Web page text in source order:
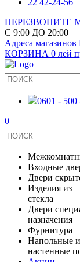
22 42-24-56
ПЕРЕЗВОНИТЕ
С 9:00 ДО 20:00
Адреса магазинов
КОРЗИНА 0 лей
0601 - 500
0
ЭКОШПОН
ЭМАЛЬ
ИЗ
Входные
В
ДЛЯ ДОМА
Двери
Изделия из
стекла
ДВЕРИ
Двери
назначения
Фурнитура
Напольные и
настенные